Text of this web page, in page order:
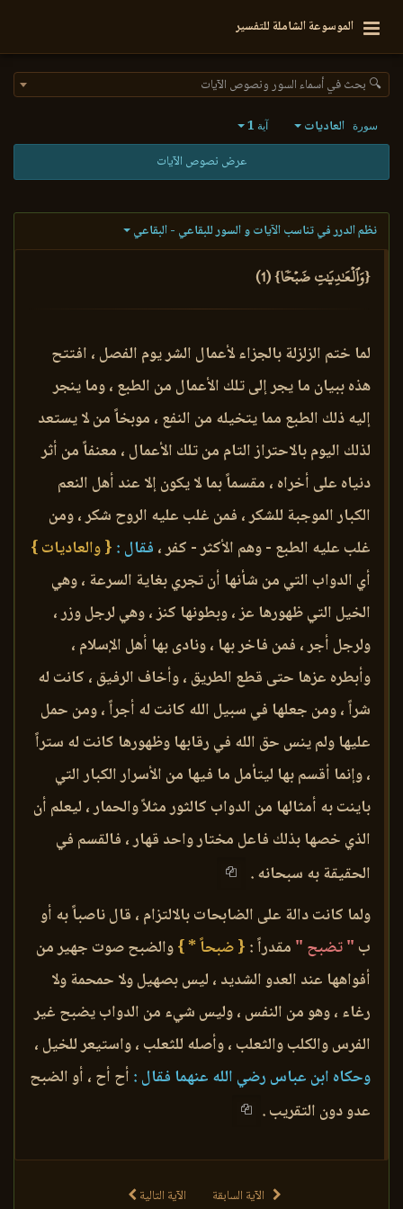
الموسوعة الشاملة للتفسير
🔍 بحث في أسماء السور ونصوص الآيات
سورة العاديات آية 1
عرض نصوص الآيات
نظم الدرر في تناسب الآيات و السور للبقاعي - البقاعي
{وَٱلۡعَٰدِيَٰتِ ضَبۡحٗا} (1)
لما ختم الزلزلة بالجزاء لأعمال الشر يوم الفصل ، افتتح
هذه ببيان ما يجر إلى تلك الأعمال من الطبع ، وما ينجر
إليه ذلك الطبع مما يتخيله من النفع ، موبخاً من لا يستعد
لذلك اليوم بالاحتراز التام من تلك الأعمال ، معنفاً من أثر
دنياه على أخراه ، مقسماً بما لا يكون إلا عند أهل النعم
الكبار الموجبة للشكر ، فمن غلب عليه الروح شكر ، ومن
غلب عليه الطبع - وهم الأكثر - كفر ، فقال : { والعاديات }
أي الدواب التي من شأنها أن تجري بغاية السرعة ، وهي
الخيل التي ظهورها عز ، وبطونها كنز ، وهي لرجل وزر ،
ولرجل أجر ، فمن فاخر بها ، ونادى بها أهل الإسلام ،
وأبطره عزها حتى قطع الطريق ، وأخاف الرفيق ، كانت له
شراً ، ومن جعلها في سبيل الله كانت له أجراً ، ومن حمل
عليها ولم ينس حق الله في رقابها وظهورها كانت له ستراً
، وإنما أقسم بها ليتأمل ما فيها من الأسرار الكبار التي
باينت به أمثالها من الدواب كالثور مثلاً والحمار ، ليعلم أن
الذي خصها بذلك فاعل مختار واحد قهار ، فالقسم في
الحقيقة به سبحانه .
ولما كانت دالة على الضابحات بالالتزام ، قال ناصباً به أو
ب " تضبح " مقدراً : { ضبحاً * }والضبح صوت جهير من
أفواهها عند العدو الشديد ، ليس بصهيل ولا حمحمة ولا
رغاء ، وهو من النفس ، وليس شيء من الدواب يضبح غير
الفرس والكلب والثعلب ، وأصله للثعلب ، واستيعر للخيل ،
وحكاه ابن عباس رضي الله عنهما فقال : أح أح ، أو الضبح
عدو دون التقريب .
الآية السابقة الآية التالية